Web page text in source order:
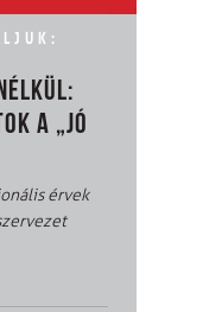
A „JÓ
érvek